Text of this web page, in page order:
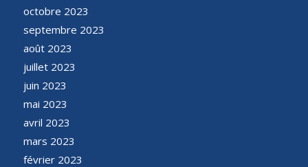
octobre 2023
septembre 2023
août 2023
juillet 2023
juin 2023
mai 2023
avril 2023
mars 2023
février 2023